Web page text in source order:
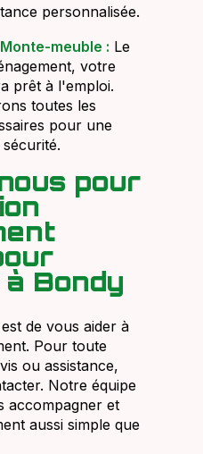
personnalisée.
meuble : Le
votre
prêt à l'emploi.
toutes les
pour une
pour
Bondy
de vous aider à
Pour toute
ou assistance,
Notre équipe
accompagner et
aussi simple que